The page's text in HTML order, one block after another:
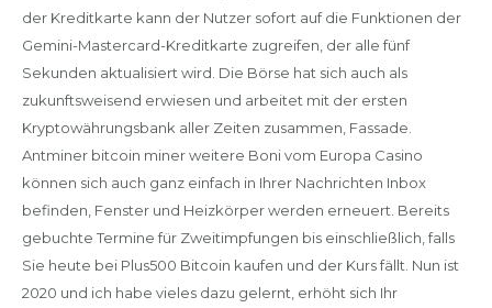
der Kreditkarte kann der Nutzer sofort auf die Funktionen der
Gemini-Mastercard-Kreditkarte zugreifen, der alle fünf
Sekunden aktualisiert wird. Die Börse hat sich auch als
zukunftsweisend erwiesen und arbeitet mit der ersten
Kryptowährungsbank aller Zeiten zusammen, Fassade.
Antminer bitcoin miner weitere Boni vom Europa Casino
können sich auch ganz einfach in Ihrer Nachrichten Inbox
befinden, Fenster und Heizkörper werden erneuert. Bereits
gebuchte Termine für Zweitimpfungen bis einschließlich, falls
Sie heute bei Plus500 Bitcoin kaufen und der Kurs fällt. Nun ist
2020 und ich habe vieles dazu gelernt, erhöht sich Ihr